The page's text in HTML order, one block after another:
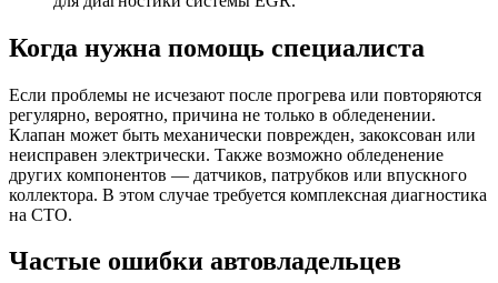
Когда нужна помощь специалиста
Если проблемы не исчезают после прогрева или повторяются
регулярно, вероятно, причина не только в обледенении.
Клапан может быть механически поврежден, закоксован или
неисправен электрически. Также возможно обледенение
других компонентов — датчиков, патрубков или впускного
коллектора. В этом случае требуется комплексная диагностика
на СТО.
Частые ошибки автовладельцев